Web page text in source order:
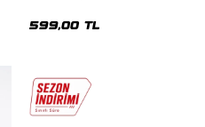
599,00 TL